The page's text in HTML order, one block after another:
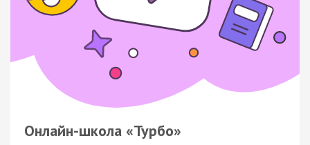
Онлайн-школа «Турбо»